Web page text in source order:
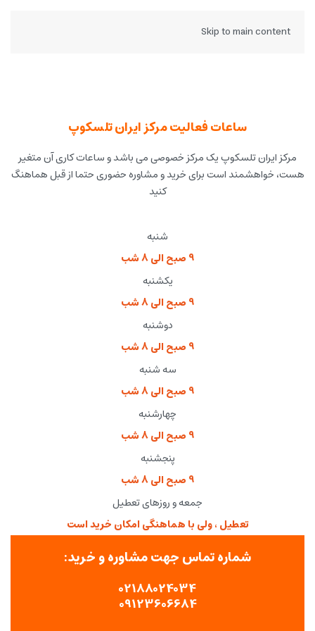
Skip to main content
ساعات فعالیت مرکز ایران تلسکوپ
مرکز ایران تلسکوپ یک مرکز خصوصی می باشد و ساعات کاری آن متغیر
هست، خواهشمند است برای خرید و مشاوره حضوری حتما از قبل هماهنگ
کنید
شنبه
9 صبح الی 8 شب
یکشنبه
9 صبح الی 8 شب
دوشنبه
9 صبح الی 8 شب
سه شنبه
9 صبح الی 8 شب
چهارشنبه
9 صبح الی 8 شب
پنجشنبه
9 صبح الی 8 شب
جمعه و روزهای تعطیل
تعطیل ، ولی با هماهنگی امکان خرید است
شماره تماس جهت مشاوره و خرید:
02188024034
09123606684